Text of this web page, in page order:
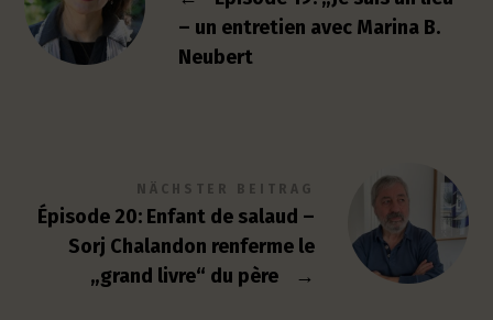
– un entretien avec Marina B.
Neubert
NÄCHSTER BEITRAG
Épisode 20: Enfant de salaud –
Sorj Chalandon renferme le
„grand livre“ du père
→